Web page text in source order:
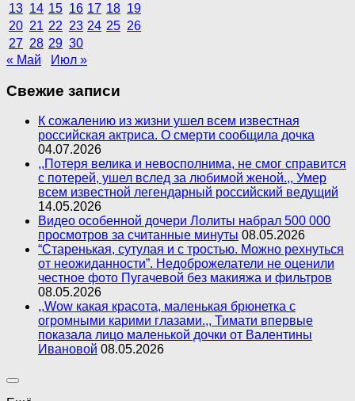
13 14 15 16 17 18 19
20 21 22 23 24 25 26
27 28 29 30
« Май
Июл »
Свежие записи
К сожалению из жизни ушел всем известная
российская актриса. О смерти сообщила дочка
04.07.2026
,,Потеря велика и невосполнима, не смог справится
с потерей, ушел вслед за любимой женой.,, Умер
всем известной легендарный российский ведущий
14.05.2026
Видео особенной дочери Лолиты набрал 500 000
просмотров за считанные минуты 08.05.2026
“Старенькая, сутулая и с тростью. Можно рехнуться
от неожиданности”. Недоброжелатели не оценили
честное фото Пугачевой без макияжа и фильтров
08.05.2026
,,Wow какая красота, маленькая брюнетка с
огромными карими глазами.,, Тимати впервые
показала лицо маленькой дочки от Валентины
Ивановой 08.05.2026